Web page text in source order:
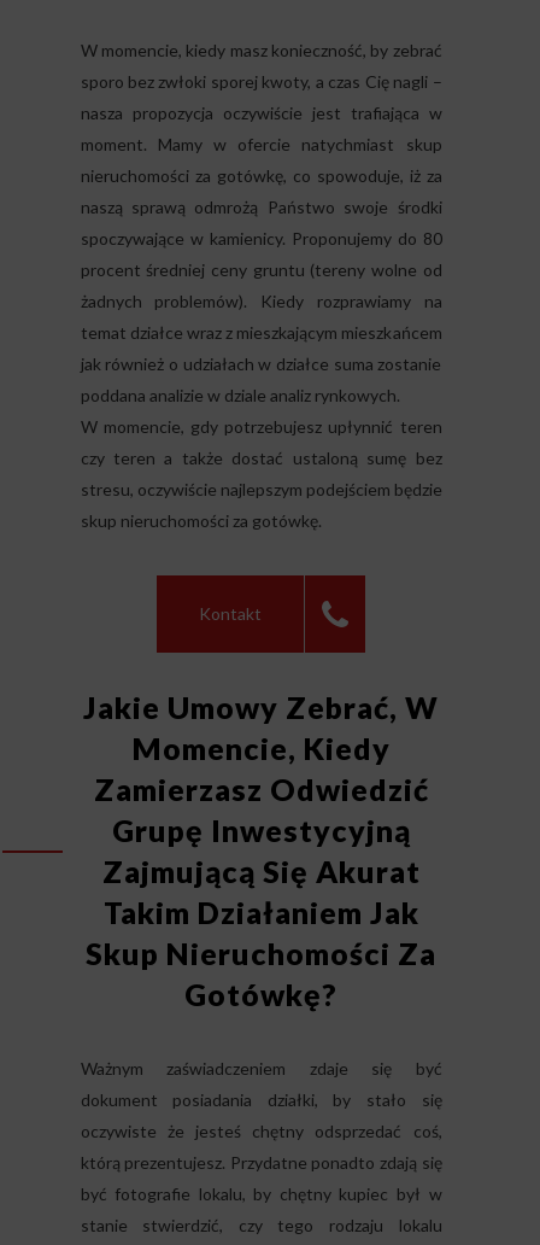
W momencie, kiedy masz konieczność, by zebrać
sporo bez zwłoki sporej kwoty, a czas Cię nagli –
nasza propozycja oczywiście jest trafiająca w
moment. Mamy w ofercie natychmiast skup
nieruchomości za gotówkę, co spowoduje, iż za
naszą sprawą odmrożą Państwo swoje środki
spoczywające w kamienicy. Proponujemy do 80
procent średniej ceny gruntu (tereny wolne od
żadnych problemów). Kiedy rozprawiamy na
temat działce wraz z mieszkającym mieszkańcem
jak również o udziałach w działce suma zostanie
poddana analizie w dziale analiz rynkowych.
W momencie, gdy potrzebujesz upłynnić teren
czy teren a także dostać ustaloną sumę bez
stresu, oczywiście najlepszym podejściem będzie
skup nieruchomości za gotówkę.
Kontakt
Jakie Umowy Zebrać, W
Momencie, Kiedy
Zamierzasz Odwiedzić
Grupę Inwestycyjną
Zajmującą Się Akurat
Takim Działaniem Jak
Skup Nieruchomości Za
Gotówkę?
Ważnym zaświadczeniem zdaje się być
dokument posiadania działki, by stało się
oczywiste że jesteś chętny odsprzedać coś,
którą prezentujesz. Przydatne ponadto zdają się
być fotografie lokalu, by chętny kupiec był w
stanie stwierdzić, czy tego rodzaju lokalu